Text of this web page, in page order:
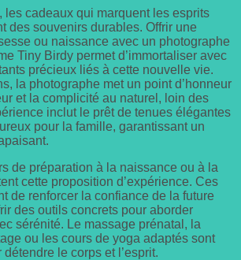
les cadeaux qui marquent les esprits
des souvenirs durables. Offrir une
ou naissance avec un photographe
Tiny Birdy permet d’immortaliser avec
précieux liés à cette nouvelle vie.
la photographe met un point d’honneur
et la complicité au naturel, loin des
inclut le prêt de tenues élégantes
pour la famille, garantissant un
de préparation à la naissance ou à la
cette proposition d’expérience. Ces
de renforcer la confiance de la future
des outils concrets pour aborder
sérénité. Le massage prénatal, la
ou les cours de yoga adaptés sont
le corps et l’esprit.